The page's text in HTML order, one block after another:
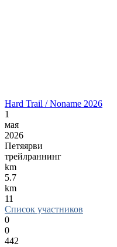
Hard Trail / Noname 2026
1
мая
2026
Петяярви
трейлраннинг
km
5.7
km
11
Список участников
0
0
442